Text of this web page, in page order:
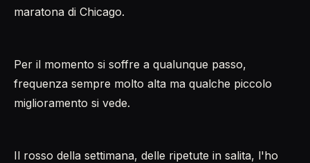
maratona di Chicago.
Per il momento si soffre a qualunque passo,
frequenza sempre molto alta ma qualche piccolo
miglioramento si vede.
Il rosso della settimana, delle ripetute in salita, l'ho